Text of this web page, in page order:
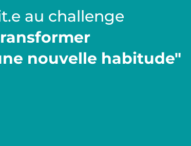
au challenge
nouvelle habitude"